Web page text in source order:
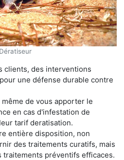
Dératiseur
clients, des interventions
une défense durable contre
de vous apporter le
en cas d'infestation de
tarif deratisation.
entière disposition, non
des traitements curatifs, mais
préventifs efficaces.